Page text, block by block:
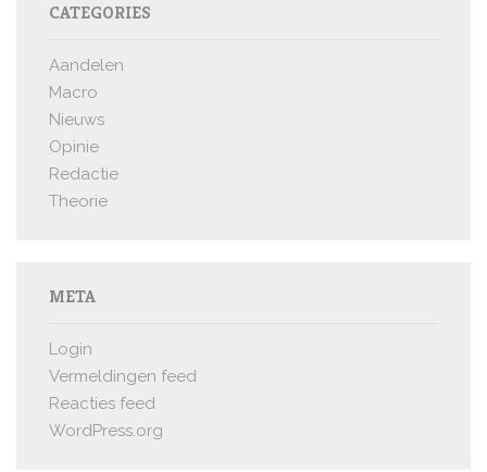
CATEGORIES
Aandelen
Macro
Nieuws
Opinie
Redactie
Theorie
META
Login
Vermeldingen feed
Reacties feed
WordPress.org